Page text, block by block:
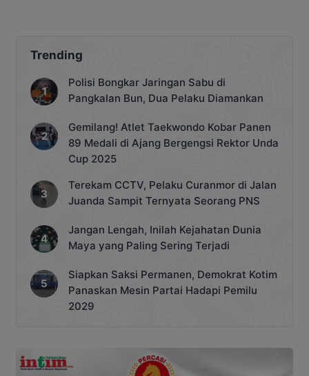
Trending
Polisi Bongkar Jaringan Sabu di
Pangkalan Bun, Dua Pelaku Diamankan
Gemilang! Atlet Taekwondo Kobar Panen
89 Medali di Ajang Bergengsi Rektor Unda
Cup 2025
Terekam CCTV, Pelaku Curanmor di Jalan
Juanda Sampit Ternyata Seorang PNS
Jangan Lengah, Inilah Kejahatan Dunia
Maya yang Paling Sering Terjadi
Siapkan Saksi Permanen, Demokrat Kotim
Panaskan Mesin Partai Hadapi Pemilu
2029